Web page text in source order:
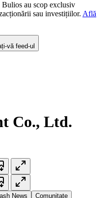
Bulios au scop exclusiv
sau investițiilor. Află
vă feed-ul
Co., Ltd.
News Comunitate